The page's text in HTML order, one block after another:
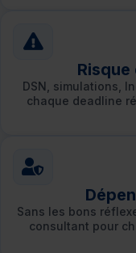
DSN, simulations,
chaque deadline
Sans les bons
consultant pour